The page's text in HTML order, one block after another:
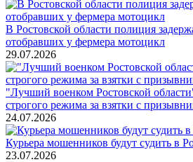
В Ростовской области полиция
отобравших у фермера мотоцикл
29.07.2026
"Лучший военком Ростовской
строгого режима за взятки с
24.07.2026
Курьера мошенников будут судить в
23.07.2026